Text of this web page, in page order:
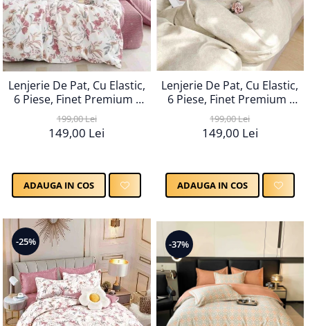
Lenjerie De Pat, Cu Elastic,
6 Piese, Finet Premium -
LPBF6PE115
199,00 Lei
149,00 Lei
ADAUGA IN COS
Lenjerie De Pat, Cu Elastic,
6 Piese, Finet Premium -
LPBF6PE116
199,00 Lei
149,00 Lei
ADAUGA IN COS
-25% -37%